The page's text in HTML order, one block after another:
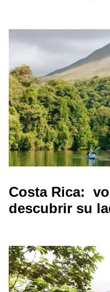
Costa Rica:
descubrir su